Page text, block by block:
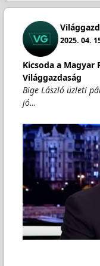
2025. 04.
Kicsoda a Magyar
Világgazdaság
Bige László üzleti
jó…